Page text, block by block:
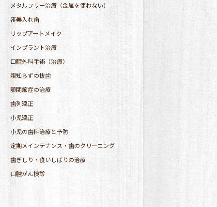
メタルフリー治療（金属を使わない）
審美入れ歯
リップアートメイク
インプラント治療
口腔外科手術（治療）
親知らずの抜歯
顎関節症の治療
歯列矯正
小児矯正
小児の歯科治療と予防
定期メインテナンス・歯のクリーニング
歯ぎしり・食いしばりの治療
口腔がん検診